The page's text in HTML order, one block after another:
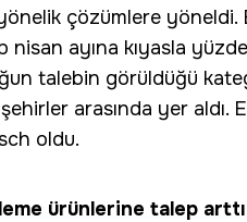
çözümlere yöneldi.
ayına kıyasla yüzde
talebin görüldüğü
arasında yer aldı.
oldu.
ürünlerine talep arttı